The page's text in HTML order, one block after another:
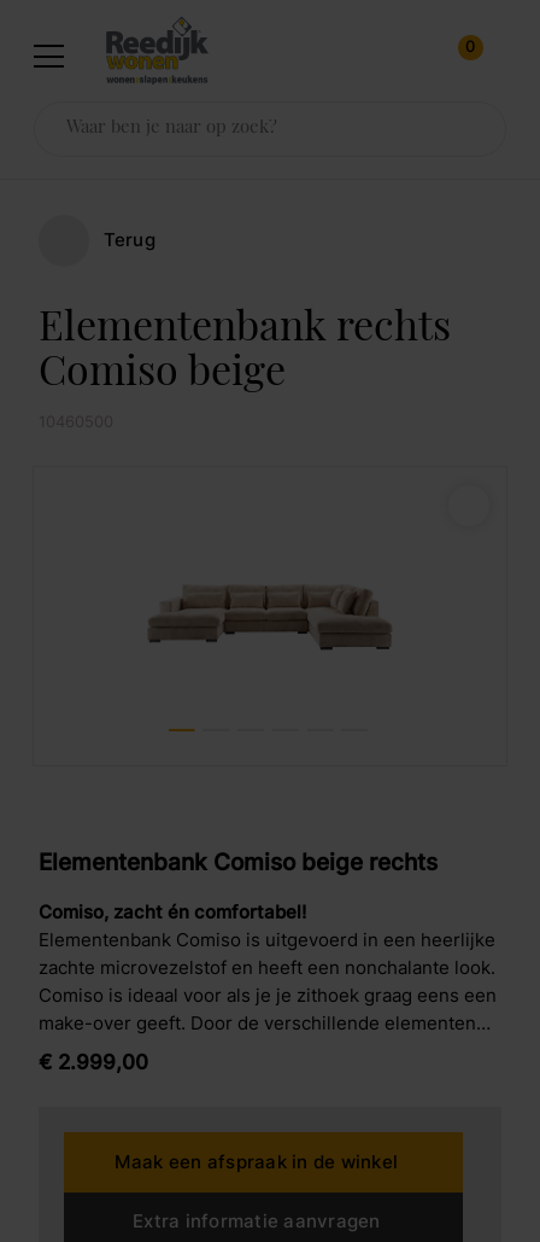
0
Terug
Elementenbank rechts
Comiso beige
Elementenbank Comiso beige rechts
Comiso, zacht én comfortabel!
Elementenbank Comiso is uitgevoerd in een heerlijke
zachte microvezelstof en heeft een nonchalante look.
Comiso is ideaal voor als je je zithoek graag eens een
make-over geeft. Door de verschillende elementen
creëer jij zelf de perfecte opstelling.
€ 2.999,00
Maak een afspraak in de winkel
Extra informatie aanvragen